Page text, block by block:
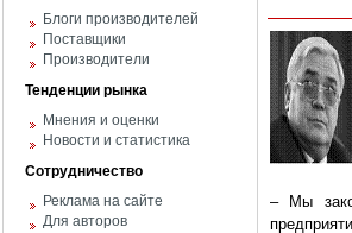
Блоги производителей
Поставщики
Производители
Тенденции рынка
Мнения и оценки
Новости и статистика
Сотрудничество
Реклама на сайте
Для авторов
– Мы